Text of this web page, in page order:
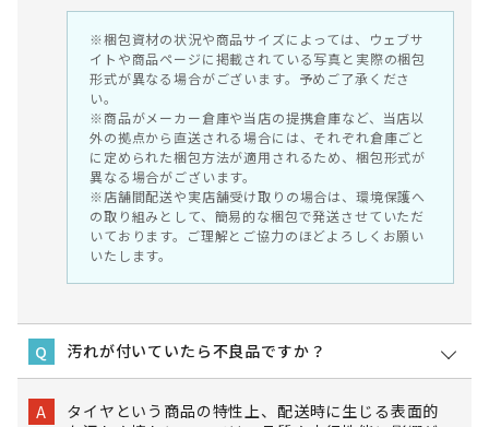
※梱包資材の状況や商品サイズによっては、ウェブサ
イトや商品ページに掲載されている写真と実際の梱包
形式が異なる場合がございます。予めご了承くださ
い。
※商品がメーカー倉庫や当店の提携倉庫など、当店以
外の拠点から直送される場合には、それぞれ倉庫ごと
に定められた梱包方法が適用されるため、梱包形式が
異なる場合がございます。
※店舗間配送や実店舗受け取りの場合は、環境保護へ
の取り組みとして、簡易的な梱包で発送させていただ
いております。ご理解とご協力のほどよろしくお願い
いたします。
Q 汚れが付いていたら不良品ですか？
A
タイヤという商品の特性上、配送時に生じる表面的